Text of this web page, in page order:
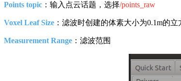
Points topic ：输入点云话题，选择/points_raw
Voxel Leaf Size ：滤波时创建的体素大小为0.1m的
Measurement Range ：滤波范围